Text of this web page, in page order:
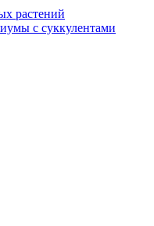
растений
с суккулентами